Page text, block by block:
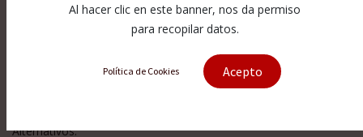
[3581464] Actuador eléctrico
Alternativos:
Al hacer clic en este banner, nos da permiso
para recopilar datos.
Política de Cookies Acepto